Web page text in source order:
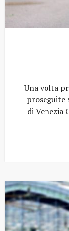
Una volta
proseguite
di Venezia